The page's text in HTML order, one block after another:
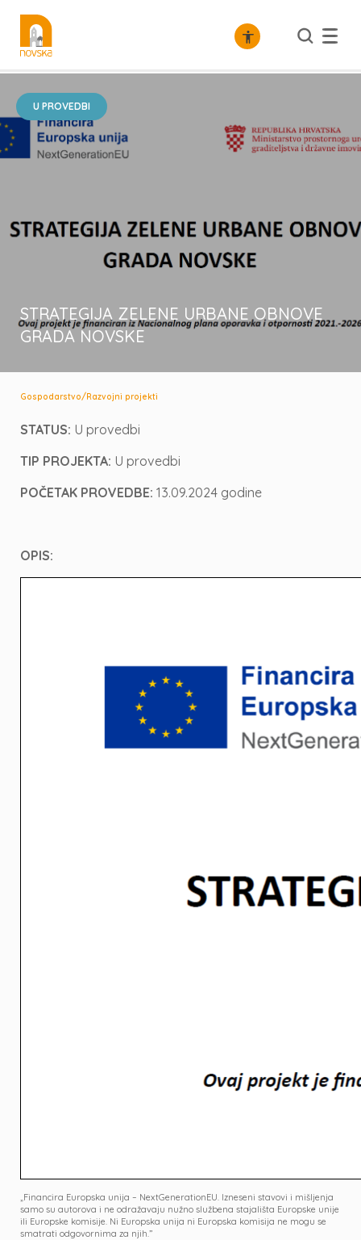
Gospodarstvo Razvojni projekti
STRATEGIJA ZELENE URBANE OBNOVE
GRADA NOVSKE
Gospodarstvo/Razvojni projekti
U PROVEDBI
STATUS: U provedbi
TIP PROJEKTA: U provedbi
POČETAK PROVEDBE: 13.09.2024 godine
OPIS:
„Financira Europska unija – NextGenerationEU. Izneseni stavovi i mišljenja
samo su autorova i ne odražavaju nužno službena stajališta Europske unije
ili Europske komisije. Ni Europska unija ni Europska komisija ne mogu se
smatrati odgovornima za njih.”